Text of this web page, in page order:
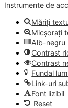
Instrumente de
Măriți
Micșorați
Alb-negru
Contrast
Contrast
Fundal
Link-uri
Font lizibil
Reset